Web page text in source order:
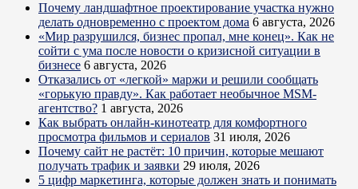
Почему ландшафтное проектирование участка нужно
делать одновременно с проектом дома 6 августа, 2026
«Мир разрушился, бизнес пропал, мне конец». Как не
сойти с ума после новости о кризисной ситуации в
бизнесе 6 августа, 2026
Отказались от «легкой» маржи и решили сообщать
«горькую правду». Как работает необычное MSM-
агентство? 1 августа, 2026
Как выбрать онлайн-кинотеатр для комфортного
просмотра фильмов и сериалов 31 июля, 2026
Почему сайт не растёт: 10 причин, которые мешают
получать трафик и заявки 29 июля, 2026
5 цифр маркетинга, которые должен знать и понимать